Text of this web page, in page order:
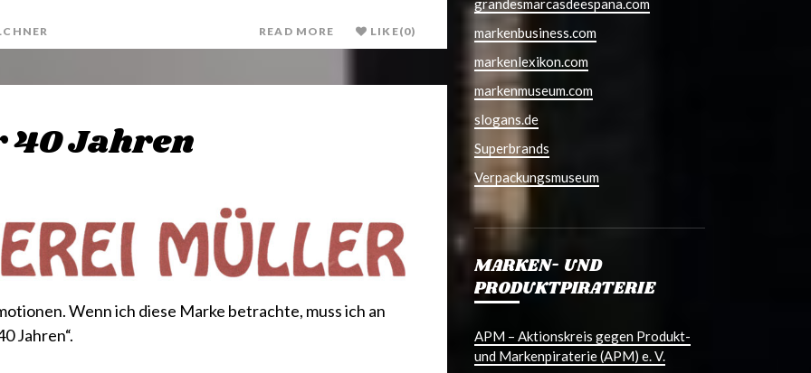
READ MORE LIKE(0)
40 Jahren
Wenn ich diese Marke betrachte, muss ich an
Jahren“.
markenbusiness.com
markenlexikon.com
markenmuseum.com
slogans.de
Superbrands
Verpackungsmuseum
MARKEN- UND
PRODUKTPIRATERIE
APM – Aktionskreis gegen Produkt-
und Markenpiraterie (APM) e. V.